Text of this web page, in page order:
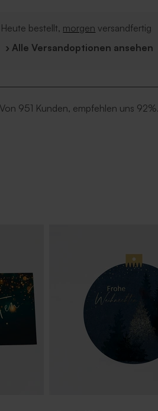
Heute bestellt, morgen versandfertig
› Alle Versandoptionen ansehen
Von 951 Kunden, empfehlen uns 92%.